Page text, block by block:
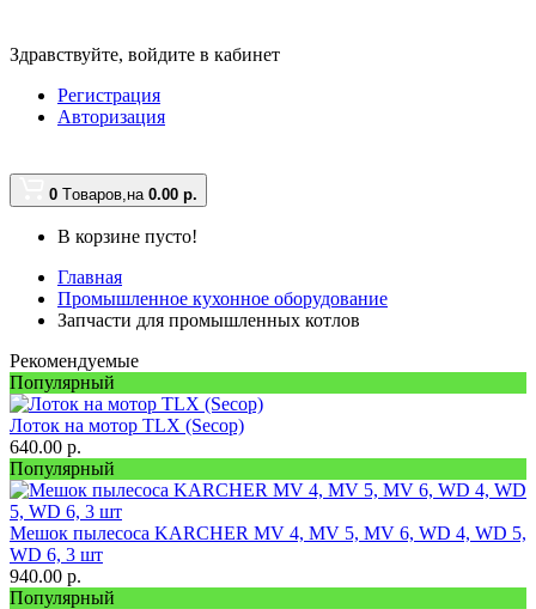
Здравствуйте, войдите в кабинет
Регистрация
Авторизация
0 Tоваров,на 0.00 р.
В корзине пусто!
Главная
Промышленное кухонное оборудование
Запчасти для промышленных котлов
Рекомендуемые
Популярный
Лоток на мотор TLX (Secop)
640.00 р.
Популярный
Мешок пылесоса KARCHER MV 4, MV 5, MV 6, WD 4, WD 5,
WD 6, 3 шт
940.00 р.
Популярный